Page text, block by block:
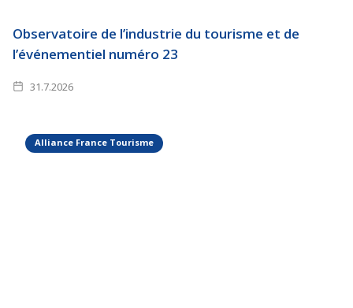
Observatoire de l’industrie du tourisme et de
l’événementiel numéro 23
31.7.2026
Alliance France Tourisme